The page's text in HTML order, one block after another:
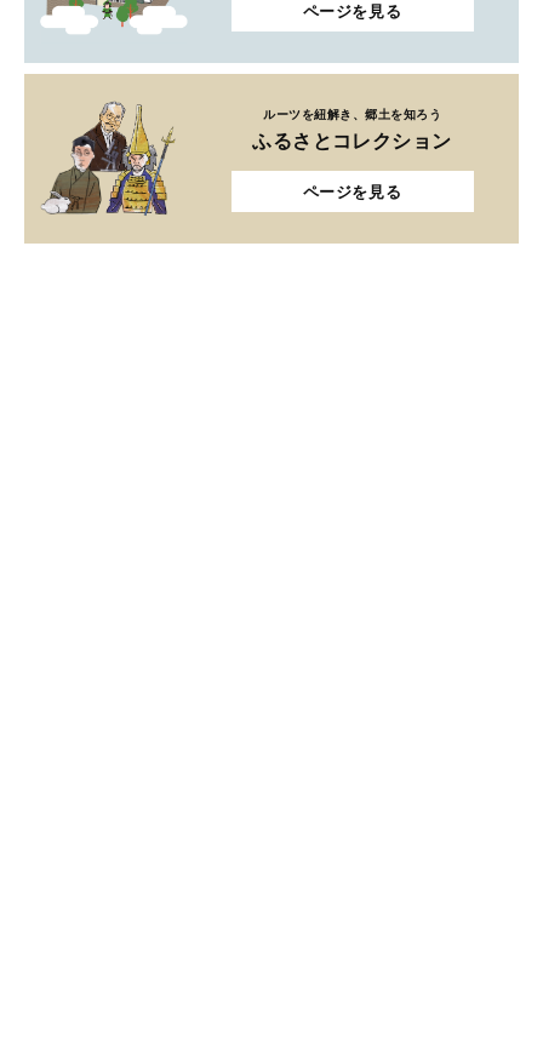
ページを見る
ルーツを紐解き、郷土を知ろう
ふるさとコレクション
ページを見る